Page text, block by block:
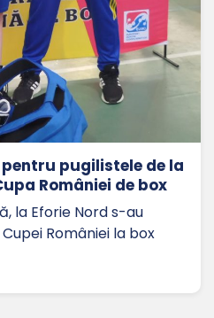
pugilistele de la
României de box
la Eforie Nord s-au
României la box